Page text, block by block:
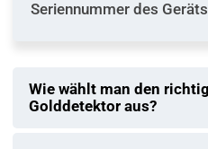
Seriennummer des
Wie wählt man den
Golddetektor aus?